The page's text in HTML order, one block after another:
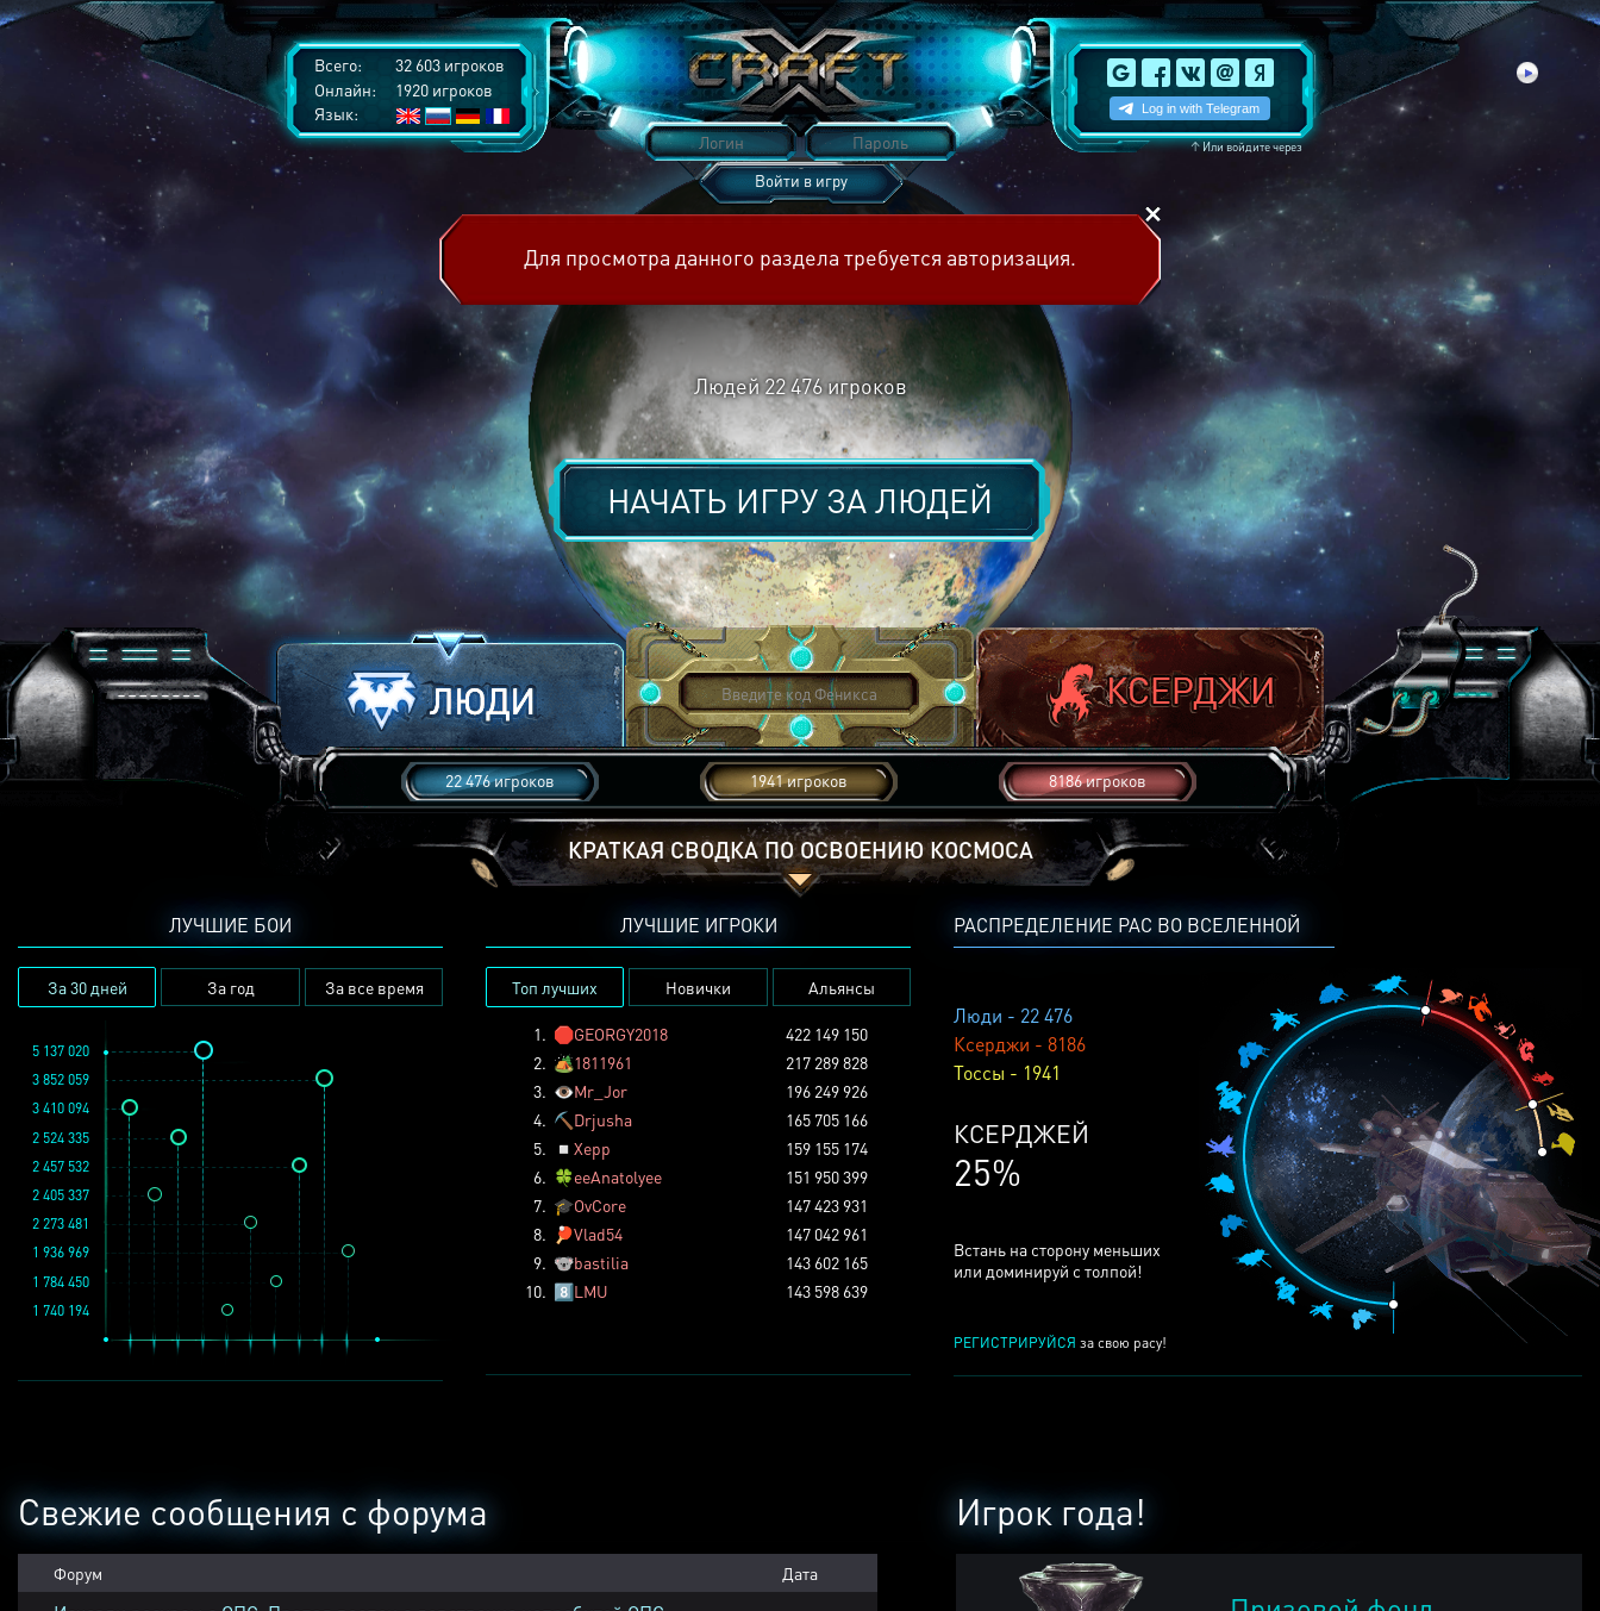
Всего:
32 603 игроков
Онлайн:
1920 игроков
Язык:
↑Или войдите через
Войти в игру
Для просмотра данного раздела требуется авторизация.
Людей 22 476игроков
НАЧАТЬ ИГРУ ЗАЛЮДЕЙ
22 476 игроков 1941 игроков 8186 игроков
КРАТКАЯ СВОДКА ПО ОСВОЕНИЮ КОСМОСА
РАСПРЕДЕЛЕНИЕ РАС ВО ВСЕЛЕННОЙ
Люди - 22 476
Ксерджи - 8186
Тоссы - 1941
КСЕРДЖЕЙ
25%
Встань на сторону меньших
или доминируй с толпой!
РЕГИСТРИРУЙСЯ за свою расу!
ЛУЧШИЕ БОИ
За 30 дней За год За все время
1 936 969
3 852 059
2 457 532
1 784 450
2 273 481
1 740 194
5 137 020
2 524 335
2 405 337
3 410 094
ЛУЧШИЕ ИГРОКИ
Топ лучших Новички Альянсы
1. 🛑GEORGY2018
422 149 150
2. 🏕️1811961
217 289 828
3. 👁️Mr_Jor
196 249 926
4. ⛏️ Drjusha
165 705 166
5.
◽ Xepp
159 155 174
6. 🍀eeAnatolyee
151 950 399
7. 🎓OvCore
147 423 931
8.
🏓Vlad54
147 042 961
9. 🐨bastilia
143 602 165
10. 8️⃣LMU 143 598 639
Игрок года!
Свежие сообщения с форума
Форум Дата